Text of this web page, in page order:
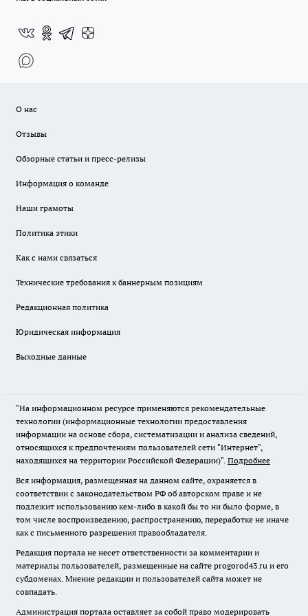
О нас
Отзывы
Обзорные статьи и пресс-релизы
Информация о команде
Наши грамоты
Политика этики
Как с нами связаться
Технические требования к баннерным позициям
Редакционная политика
Юридическая информация
Выходные данные
"На информационном ресурсе применяются рекомендательные
технологии (информационные технологии предоставления
информации на основе сбора, систематизации и анализа сведений,
относящихся к предпочтениям пользователей сети "Интернет",
находящихся на территории Российской Федерации)". Подробнее
Вся информация, размещенная на данном сайте, охраняется в
соответствии с законодательством РФ об авторском праве и не
подлежит использованию кем-либо в какой бы то ни было форме, в
том числе воспроизведению, распространению, переработке не иначе
как с письменного разрешения правообладателя.
Редакция портала не несет ответственности за комментарии и
материалы пользователей, размещенные на сайте progorod43.ru и его
субдоменах. Мнение редакции и пользователей сайта может не
совпадать.
Администрация портала оставляет за собой право модерировать